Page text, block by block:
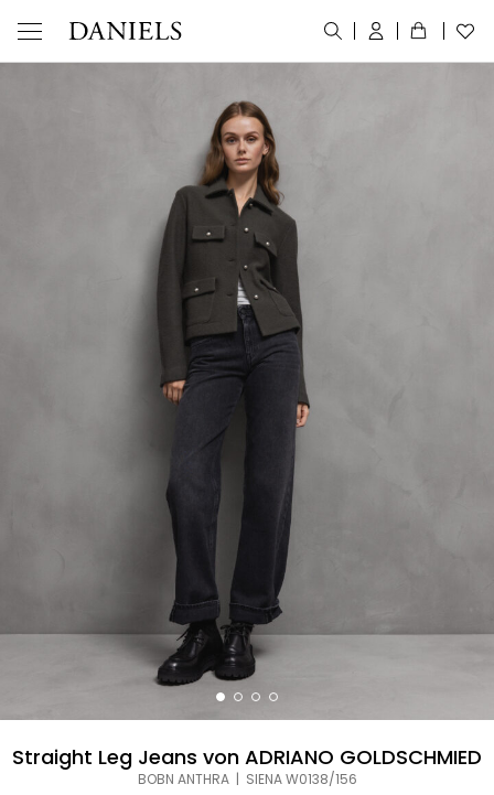
Straight Leg Jeans von ADRIANO GOLDSCHMIED
BOBN ANTHRA | SIENA W0138/156